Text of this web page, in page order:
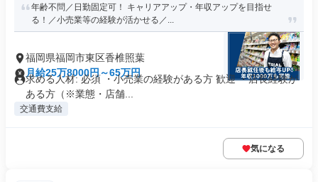
年齢不問／日勤固定可！ キャリアアップ・年収アップを目指せ
る！／小売業等の経験が活かせる／...
福岡県福岡市東区香椎照葉
月給25万8000円～65万円
求める人材: 必須 ・小売業の経験がある方 歓迎 ・店長経験が
ある方（※業態・店舗...
交通費支給
気になる